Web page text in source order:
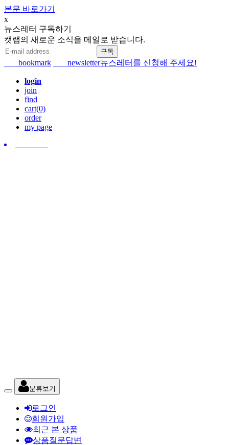
본문 바로가기
x
뉴스레터 구독하기
캣랩의 새로운 소식을 메일로 받습니다.
bookmark newsletter뉴스레터를 신청해 주세요!
login
join
find
cart(0)
order
my page
분류보기
로그인
회원가입
최근 본 상품
상품질문답변